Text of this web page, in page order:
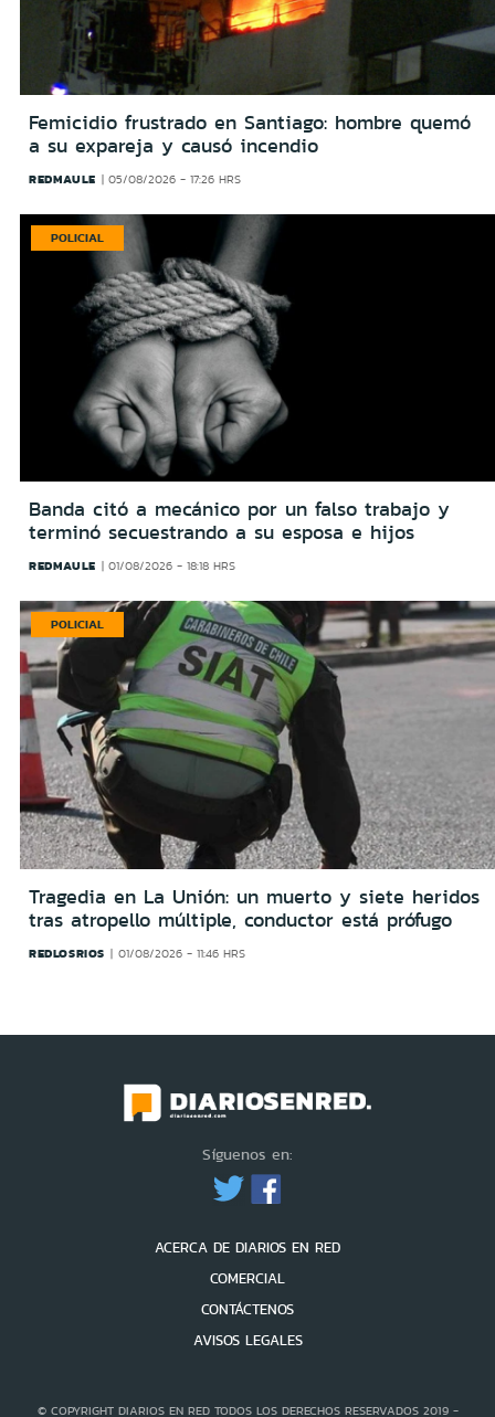
Femicidio frustrado en Santiago: hombre quemó
a su expareja y causó incendio
REDMAULE 05/08/2026 - 17:26 HRS
POLICIAL
Banda citó a mecánico por un falso trabajo y
terminó secuestrando a su esposa e hijos
REDMAULE 01/08/2026 - 18:18 HRS
POLICIAL
Tragedia en La Unión: un muerto y siete heridos
tras atropello múltiple, conductor está prófugo
REDLOSRIOS 01/08/2026 - 11:46 HRS
Síguenos en:
ACERCA DE DIARIOS EN RED
COMERCIAL
CONTÁCTENOS
AVISOS LEGALES
© COPYRIGHT DIARIOS EN RED TODOS LOS DERECHOS RESERVADOS 2019 -